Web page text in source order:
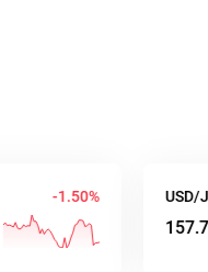
USD/JPY
157.771